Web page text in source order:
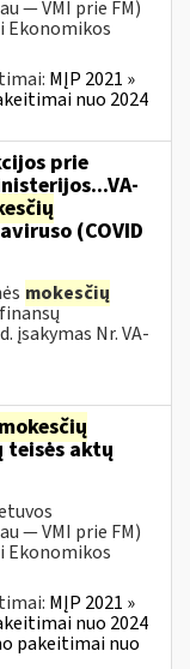
— VMI prie FM)
Ekonomikos
MĮP 2021 »
nuo 2024
prie
(COVID
mokesčių
įsakymas Nr. VA-
mokesčių
teisės aktų
— VMI prie FM)
Ekonomikos
MĮP 2021 »
nuo 2024
pakeitimai nuo